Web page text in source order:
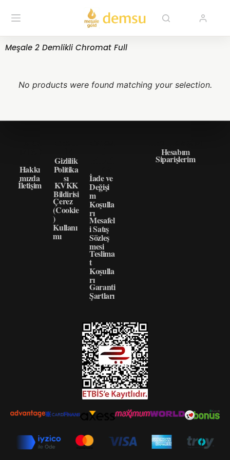
Meşale 2 Demlikli Chromat Full
No products were found matching your selection.
Hakkı
mızda
İletişim
Gizlilik
Politika
sı
KVKK
Bildirisi
Çerez
(Cookie
)
Kullanı
mı
İade ve
Değişi
m
Koşulla
rı
Mesafel
i Satış
Sözleş
mesi
Teslima
t
Koşulla
rı
Garanti
Şartları
Hesabım
Siparişlerim